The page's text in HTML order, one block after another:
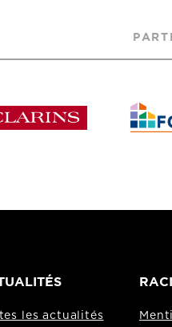
les actualités